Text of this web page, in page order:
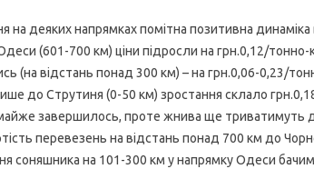
деяких напрямках помітна позитивна
(601-700 км) ціни підросли на грн.0,12/
(на відстань понад 300 км) – на грн.0,06-0,23/
до Струтиня (0-50 км) зростання склало
завершилось, проте жнива ще триватимуть
перевезень на відстань понад 700 км до
соняшника на 101-300 км у напрямку Одеси